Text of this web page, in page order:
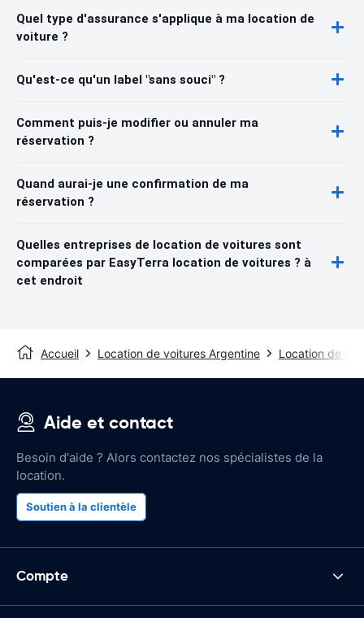
Quel type d'assurance s'applique à ma location de
voiture ?
Qu'est-ce qu'un label "sans souci" ?
Comment puis-je modifier ou annuler ma
réservation ?
Quand aurai-je une confirmation de ma
réservation ?
Quelles entreprises de location de voitures sont
comparées par EasyTerra location de voitures ? à
cet endroit
Accueil Location de voitures Argentine Location de
Aide et contact
Besoin d'aide ? Alors contactez nos spécialistes de la
location.
Soutien à la clientèle
Compte